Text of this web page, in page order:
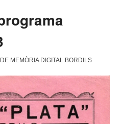
MEMÒRIA DIGITAL BORDILS